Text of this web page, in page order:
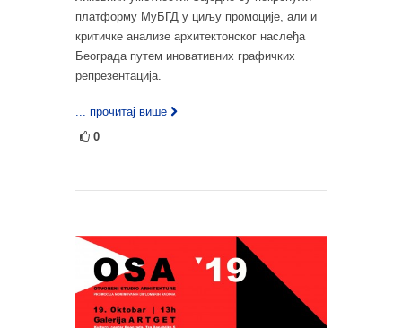
платформу МуБГД у циљу промоције, али и
критичке анализе архитектонског наслеђа
Београда путем иновативних графичких
репрезентација.
... прочитај више
0